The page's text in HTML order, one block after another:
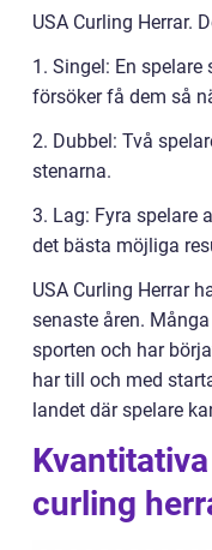
USA Curling Herrar.
1. Singel: En
försöker få dem så
2. Dubbel: Två
stenarna.
3. Lag: Fyra spelare
det bästa möjliga
USA Curling Herrar
senaste åren.
sporten och har
har till och med
landet där spelare
curling